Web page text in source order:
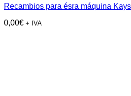
Recambios para ésra máquina
0,00€ + IVA